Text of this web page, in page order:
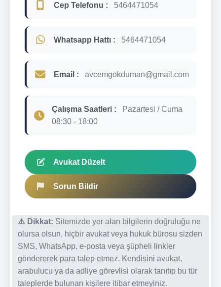
Cep Telefonu : 5464471054
Whatsapp Hattı : 5464471054
Email : avcemgokduman@gmail.com
Çalışma Saatleri :
Pazartesi / Cuma
08:30 - 18:00
Avukat Düzelt
Sorun Bildir
⚠️ Dikkat: Sitemizde yer alan bilgilerin doğruluğu ne
olursa olsun, hiçbir avukat veya hukuk bürosu sizden
SMS, WhatsApp, e-posta veya şüpheli linkler
göndererek para talep etmez. Kendisini avukat,
arabulucu ya da adliye görevlisi olarak tanıtıp bu tür
taleplerde bulunan kişilere itibar etmeyiniz.